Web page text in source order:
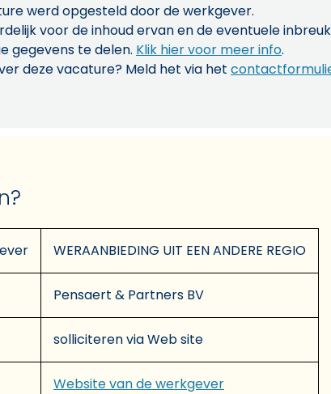
werd opgesteld door de werkgever.
voor de inhoud ervan en de eventuele
gegevens te delen. Klik hier voor meer info.
deze vacature? Meld het via het
WERAANBIEDING UIT EEN ANDERE REGIO
Pensaert & Partners BV
solliciteren via Web site
Website van de werkgever